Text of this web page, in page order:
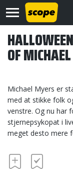
OF
Michael Myers er
med at stikke folk
venstre. Og nu har
stjernepsykopat i
meget desto mere